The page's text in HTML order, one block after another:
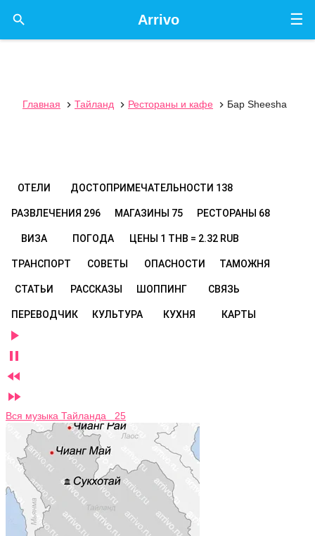
☰
Arrivo

Главная  Тайланд  Рестораны и кафе  Бар Sheesha
ОТЕЛИ ДОСТОПРИМЕЧАТЕЛЬНОСТИ 138
РАЗВЛЕЧЕНИЯ 296 МАГАЗИНЫ 75 РЕСТОРАНЫ 68
ВИЗА ПОГОДА ЦЕНЫ 1 THB = 2.32 RUB
ТРАНСПОРТ СОВЕТЫ ОПАСНОСТИ ТАМОЖНЯ
СТАТЬИ РАССКАЗЫ ШОППИНГ СВЯЗЬ
ПЕРЕВОДЧИК КУЛЬТУРА КУХНЯ КАРТЫ




Вся музыка Тайланда 25